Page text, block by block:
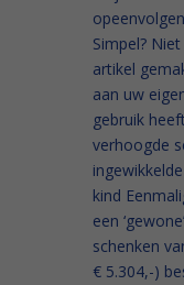
Simpel?
artikel
aan uw
gebruik
verhoogde
kind
een
schenken
€ 5.304,-)